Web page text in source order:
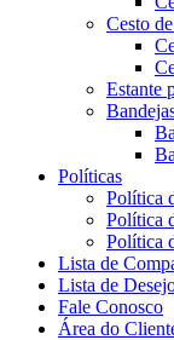
Cesto
Estante
Políticas
Política
Política
Política
Lista de
Lista de
Fale Conosco
Área do